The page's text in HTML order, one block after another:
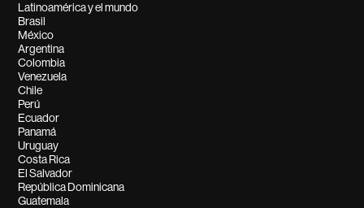
Latinoamérica y el mundo
Brasil
México
Argentina
Colombia
Venezuela
Chile
Perú
Ecuador
Panamá
Uruguay
Costa Rica
El Salvador
República Dominicana
Guatemala